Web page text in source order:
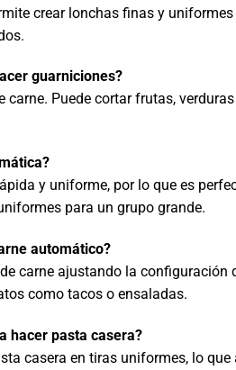
crear lonchas finas y uniformes
guarniciones?
Puede cortar frutas,
y uniforme, por lo que es
para un grupo grande.
automático?
carne ajustando la configuración
como tacos o ensaladas.
hacer pasta casera?
casera en tiras uniformes, lo